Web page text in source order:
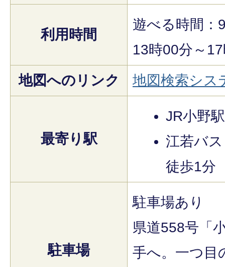
利用時間
遊べる時間：
13時00分～
地図へのリンク
地図検索シス
最寄り駅
JR小野
江若バ
徒歩1分
駐車場
駐車場あり
県道558号「
手へ。一つ目